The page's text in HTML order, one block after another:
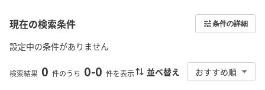
現在の検索条件 条件の詳細
設定中の条件がありません
検索結果 0 件のうち 0-0 件を表示 並べ替え おすすめ順